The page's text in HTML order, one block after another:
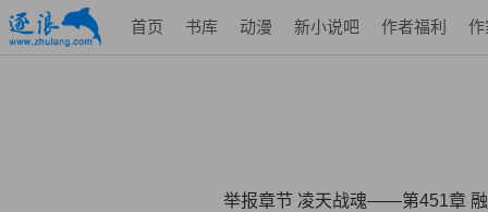
首页 书库 动漫 新小说吧 作者福利 作
举报章节 凌天战魂——第451章